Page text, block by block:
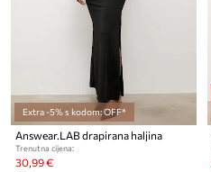
Extra -5% s kodom: OFF*
Answear.LAB drapirana haljina
Trenutna cijena:
30,99 €